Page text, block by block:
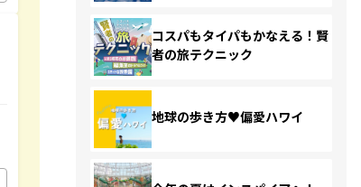
コスパもタイパもかなえる！賢
者の旅テクニック
地球の歩き方♥偏愛ハワイ